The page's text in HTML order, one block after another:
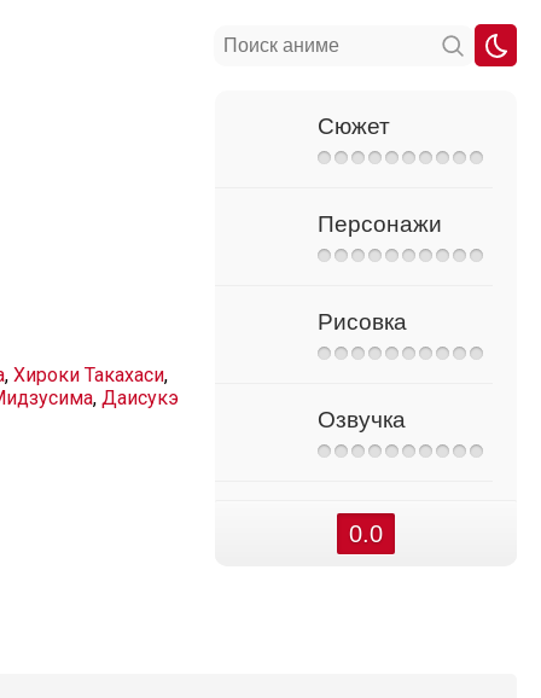
, Хироки Такахаси,
, Даисукэ
Сюжет
Персонажи
Рисовка
Озвучка
0.0